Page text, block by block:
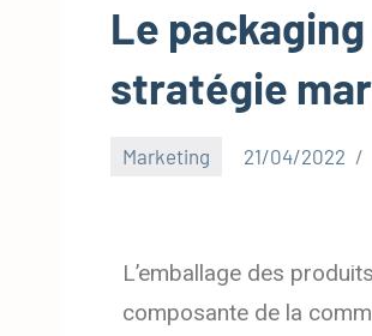
Le
stratégie
Marketing 21/04/2022
L’emballage des
composante de la